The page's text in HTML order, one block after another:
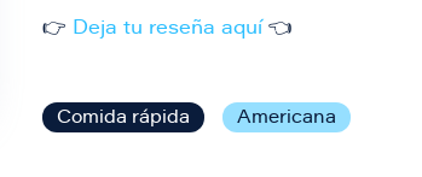
👉 Deja tu reseña aquí 👈
Comida rápida Americana